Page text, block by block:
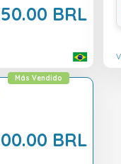
50.00 BRL
BRL
Más Vendido